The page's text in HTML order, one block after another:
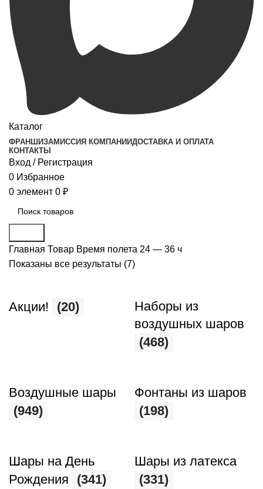
Каталог
ФРАНШИЗАМИССИЯ КОМПАНИИДОСТАВКА И ОПЛАТА
КОНТАКТЫ
Вход / Регистрация
0 Избранное
0 элемент 0 ₽
Главная Товар Время полета 24 — 36 ч
Показаны все результаты (7)
Акции! (20)
Наборы из
воздушных шаров
(468)
Воздушные шары
(949)
Фонтаны из шаров
(198)
Шары на День
Рождения
(341)
Шары из латекса
(331)